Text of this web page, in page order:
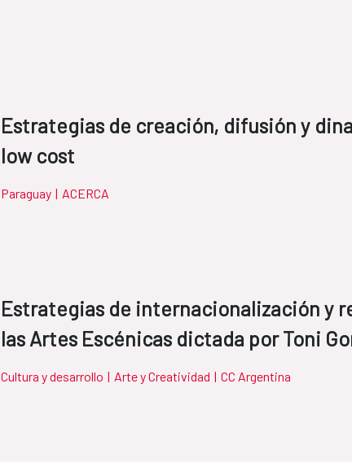
Estrategias de creación, difusión y
low cost
Paraguay | ACERCA
Estrategias de internacionalización y
las Artes Escénicas dictada por Toni
Cultura y desarrollo | Arte y Creatividad | CC Argentina